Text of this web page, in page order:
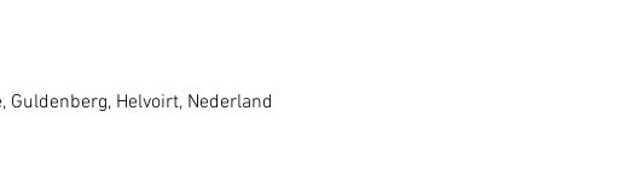
Helvoirt, Nederland